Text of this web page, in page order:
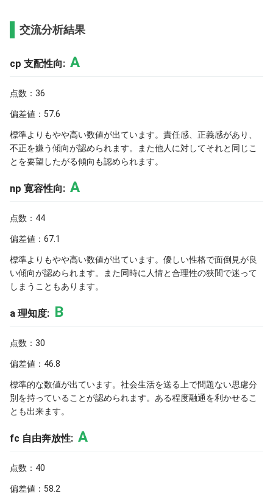
交流分析結果
cp 支配性向: A
点数：36
偏差値：57.6
標準よりもやや高い数値が出ています。責任感、正義感があり、
不正を嫌う傾向が認められます。また他人に対してそれと同じこ
とを要望したがる傾向も認められます。
np 寛容性向: A
点数：44
偏差値：67.1
標準よりもやや高い数値が出ています。優しい性格で面倒見が良
い傾向が認められます。また同時に人情と合理性の狭間で迷って
しまうこともあります。
a 理知度: B
点数：30
偏差値：46.8
標準的な数値が出ています。社会生活を送る上で問題ない思慮分
別を持っていることが認められます。ある程度融通を利かせるこ
とも出来ます。
fc 自由奔放性: A
点数：40
偏差値：58.2